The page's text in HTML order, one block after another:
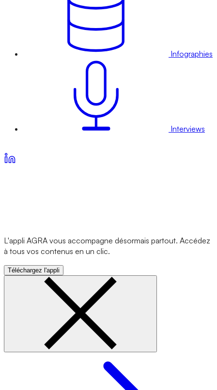
Infographies
Interviews
L'appli AGRA vous accompagne désormais partout. Accédez
à tous vos contenus en un clic.
Téléchargez l'appli